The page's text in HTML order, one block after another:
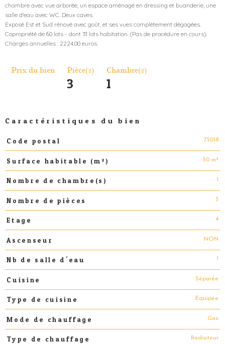
chambre avec vue arborée, un espace aménagé en dressing et buanderie, une
salle d'eau avec WC. Deux caves.
Exposé Est et Sud rénové avec goût, et ses vues complètement dégagées.
Copropriété de 60 lots - dont 31 lots habitation. (Pas de procédure en cours).
Prix du bien Pièce(s)
3
Chambre(s)
1
Caractéristiques du bien
Caractéristiques Valeurs
Code postal 75018
Surface habitable (m²) 50 m²
Nombre de chambre(s) 1
Nombre de pièces 3
Etage 4
Ascenseur NON
Nb de salle d'eau 1
Cuisine Séparée
Type de cuisine Equipée
Mode de chauffage Gaz
Type de chauffage Radiateur